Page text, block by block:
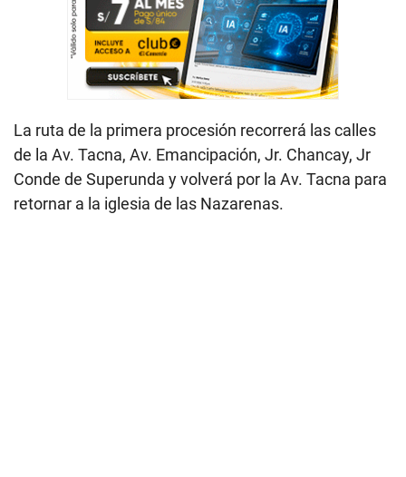
La ruta de la primera procesión recorrerá las calles
de la Av. Tacna, Av. Emancipación, Jr. Chancay, Jr
Conde de Superunda y volverá por la Av. Tacna para
retornar a la iglesia de las Nazarenas.